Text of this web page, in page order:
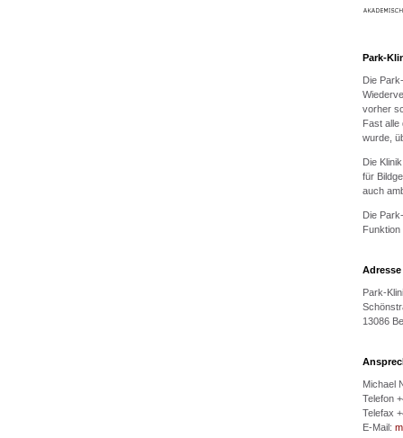
Park-
Die
vorher
Fast alle
wurde,
Die
für
auch
Die
Adresse
Park-
13086
Michael
Telefon
Telefax
E-Mail: